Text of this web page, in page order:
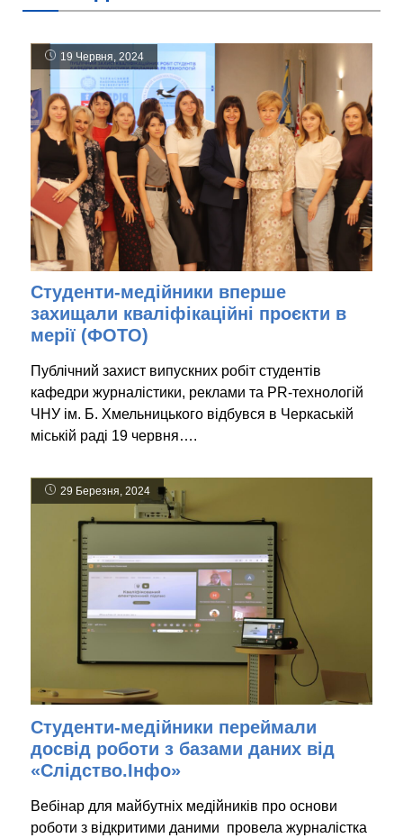
19 Червня, 2024
Студенти-медійники вперше
захищали кваліфікаційні проєкти в
мерії (ФОТО)
Публічний захист випускних робіт студентів
кафедри журналістики, реклами та PR-технологій
ЧНУ ім. Б. Хмельницького відбувся в Черкаській
міській раді 19 червня….
29 Березня, 2024
Студенти-медійники переймали
досвід роботи з базами даних від
«Слідство.Інфо»
Вебінар для майбутніх медійників про основи
роботи з відкритими даними провела журналістка